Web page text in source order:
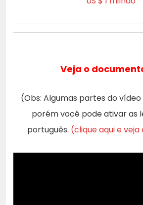
Veja o
(Obs: Algumas partes do
porém você pode ativar as
português. (clique aqui e